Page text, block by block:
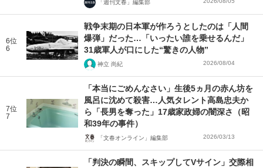
「週刊文春」編集部
6位
6
戦争末期の日本軍が作ろうとしたのは「人間
爆弾」だった…「いったい誰を乗せるんだ」
31歳軍人が口にした“驚きの人物”
神立 尚紀 2026/08/04
7位
7
「本当にごめんなさい」生後5ヵ月の赤ん坊を
風呂に沈めて殺害…人気タレント高島忠夫か
ら「長男を奪った」17歳家政婦の闇深さ（昭
和39年の事件）
「文春オンライン」編集部 2026/03/13
「判決の瞬間、スキップしてVサイン」交際相